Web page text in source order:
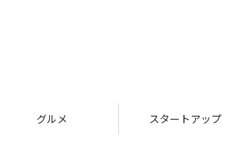
グルメ スタートアップ